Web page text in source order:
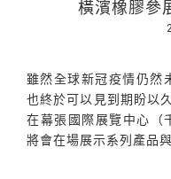
橫濱橡膠參
雖然全球新冠疫情仍然
也終於可以見到期盼以
在幕張國際展覽中心（
將會在場展示系列產品